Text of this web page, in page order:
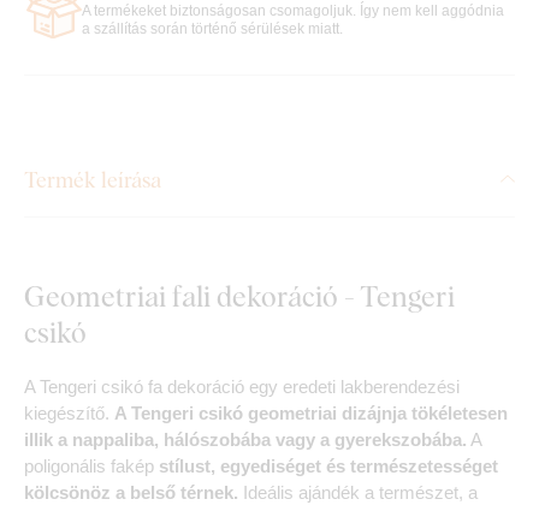
A termékeket biztonságosan csomagoljuk. Így nem kell aggódnia
a szállítás során történő sérülések miatt.
Termék leírása
Geometriai fali dekoráció - Tengeri
csikó
A Tengeri csikó fa dekoráció egy eredeti lakberendezési
kiegészítő. A Tengeri csikó geometriai dizájnja tökéletesen
illik a nappaliba, hálószobába vagy a gyerekszobába. A
poligonális fakép stílust, egyediséget és természetességet
kölcsönöz a belső térnek. Ideális ajándék a természet, a